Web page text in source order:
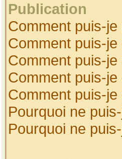
Publication
Comment puis-
Comment puis-
Comment puis-
Comment puis-
Comment puis-
Pourquoi ne
Pourquoi ne